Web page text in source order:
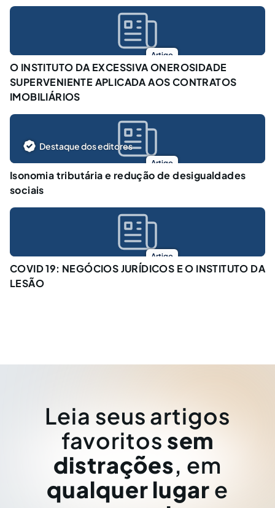
Artigo
O INSTITUTO DA EXCESSIVA ONEROSIDADE
SUPERVENIENTE APLICADA AOS CONTRATOS
IMOBILIÁRIOS
Artigo
Destaque dos editores
Isonomia tributária e redução de desigualdades
sociais
Artigo
COVID 19: NEGÓCIOS JURÍDICOS E O INSTITUTO DA
LESÃO
Leia seus artigos
favoritos sem
distrações, em
qualquer lugar e